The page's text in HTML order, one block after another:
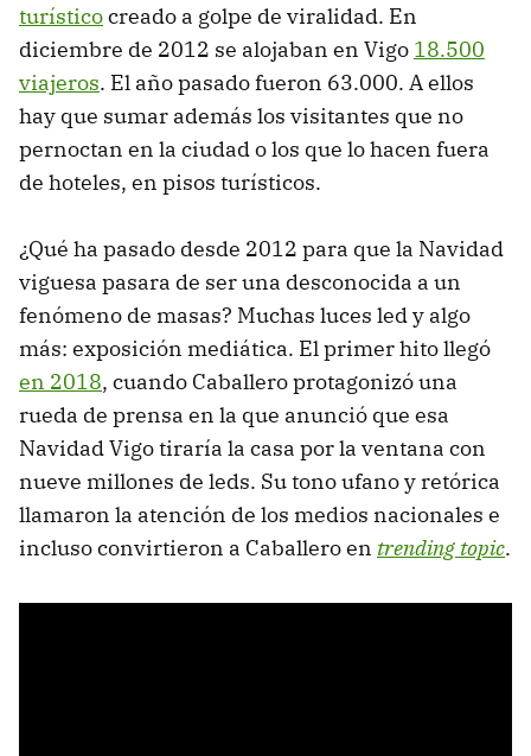
turísticocreado a golpe de viralidad. En
diciembre de 2012 se alojaban en Vigo 18.500
viajeros. El año pasado fueron 63.000. A ellos
hay que sumar además los visitantes que no
pernoctan en la ciudad o los que lo hacen fuera
de hoteles, en pisos turísticos.
¿Qué ha pasado desde 2012 para que la Navidad
viguesa pasara de ser una desconocida a un
fenómeno de masas? Muchas luces led y algo
más: exposición mediática. El primer hito llegó
en 2018, cuando Caballero protagonizó una
rueda de prensa en la que anunció que esa
Navidad Vigo tiraría la casa por la ventana con
nueve millones de leds. Su tono ufano y retórica
llamaron la atención de los medios nacionales e
incluso convirtieron a Caballero en trending topic.